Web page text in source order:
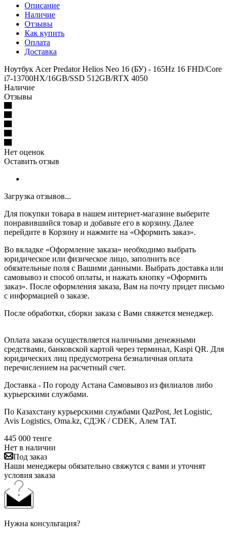
Описание
Наличие
Отзывы
Как купить
Оплата
Доставка
Ноутбук Acer Predator Helios Neo 16 (БУ) - 165Hz 16 FHD/Core
i7-13700HX/16GB/SSD 512GB/RTX 4050
Наличие
Отзывы
Нет оценок
Оставить отзыв
Загрузка отзывов...
Для покупки товара в нашем интернет-магазине выберите
понравившийся товар и добавьте его в корзину. Далее
перейдите в Корзину и нажмите на «Оформить заказ».
Во вкладке «Оформление заказа» необходимо выбрать
юридическое или физическое лицо, заполнить все
обязательные поля с Вашими данными. Выбрать доставка или
самовывоз и способ оплаты, и нажать кнопку «Оформить
заказ». После оформления заказа, Вам на почту придет письмо
с информацией о заказе.
После обработки, сборки заказа с Вами свяжется менеджер.
Оплата заказа осуществляется наличными денежными
средствами, банковской картой через терминал, Kaspi QR. Для
юридических лиц предусмотрена безналичная оплата
перечислением на расчетный счет.
Доставка - По городу Астана Самовывоз из филиалов либо
курьерскими службами.
По Казахстану курьерскими службами QazPost, Jet Logistic,
Avis Logistics, Oma.kz, СДЭК / CDEK, Алем ТАТ.
445 000 тенге
Нет в наличии
Под заказ
Наши менеджеры обязательно свяжутся с вами и уточнят
условия заказа
Нужна консультация?